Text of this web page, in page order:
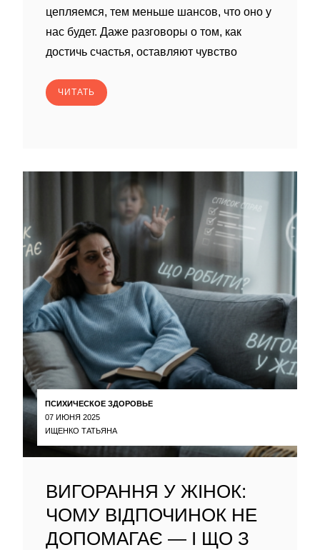
цепляемся, тем меньше шансов, что оно у
нас будет. Даже разговоры о том, как
достичь счастья, оставляют чувство
ЧИТАТЬ
ПСИХИЧЕСКОЕ ЗДОРОВЬЕ
07 ИЮНЯ 2025
ИЩЕНКО ТАТЬЯНА
ВИГОРАННЯ У ЖІНОК:
ЧОМУ ВІДПОЧИНОК НЕ
ДОПОМАГАЄ — І ЩО З